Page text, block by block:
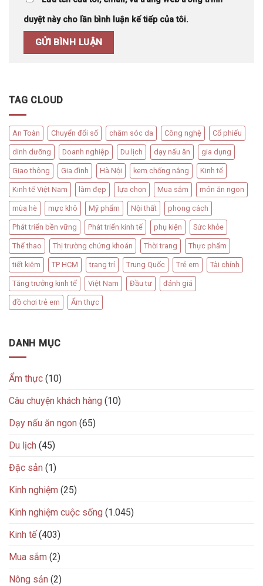
duyệt này cho lần bình luận kế tiếp của tôi.
TAG CLOUD
An Toàn Chuyển đổi số chăm sóc da Công nghệ Cổ phiếu
dinh dưỡng Doanh nghiệp Du lịch dạy nấu ăn gia dụng
Giao thông Gia đình Hà Nội kem chống nắng Kinh tế
Kinh tế Việt Nam làm đẹp lựa chọn Mua sắm món ăn ngon
mùa hè mực khô Mỹ phẩm Nội thất phong cách
Phát triển bền vững Phát triển kinh tế phụ kiện Sức khỏe
Thể thao Thị trường chứng khoán Thời trang Thực phẩm
tiết kiệm TP HCM trang trí Trung Quốc Trẻ em Tài chính
Tăng trưởng kinh tế Việt Nam Đầu tư đánh giá
đồ chơi trẻ em Ẩm thực
DANH MỤC
Ẩm thực (10)
Câu chuyện khách hàng (10)
Dạy nấu ăn ngon (65)
Du lịch (45)
Đặc sản (1)
Kinh nghiệm (25)
Kinh nghiệm cuộc sống (1.045)
Kinh tế(403)
Mua sắm (2)
Nông sản (2)